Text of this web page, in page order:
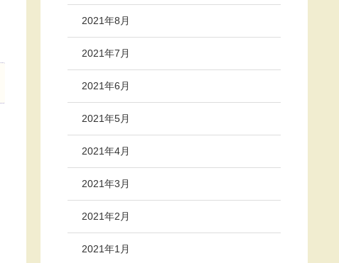
2021年8月
2021年7月
2021年6月
2021年5月
2021年4月
2021年3月
2021年2月
2021年1月